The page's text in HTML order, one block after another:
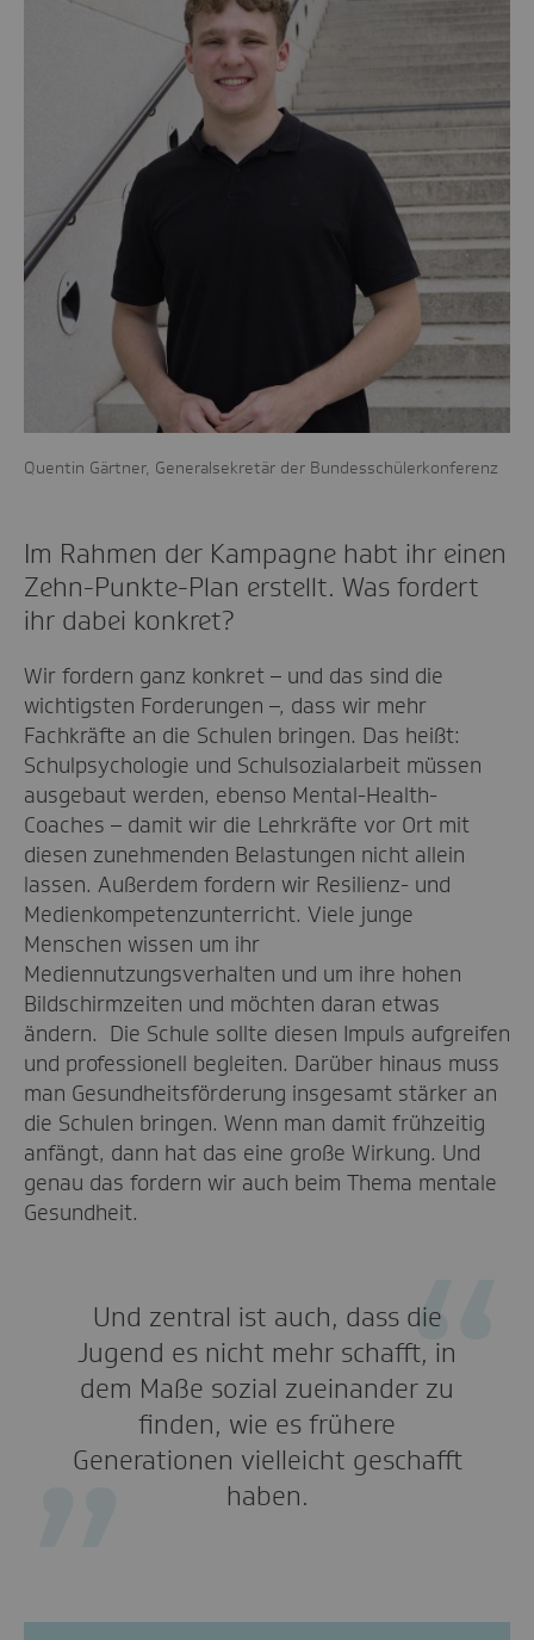
Quentin Gärtner, Generalsekretär der Bundesschülerkonferenz
Im Rahmen der Kampagne habt ihr einen
Zehn-Punkte-Plan erstellt. Was fordert
ihr dabei konkret?
Wir fordern ganz konkret – und das sind die
wichtigsten Forderungen –, dass wir mehr
Fachkräfte an die Schulen bringen. Das heißt:
Schulpsychologie und Schulsozialarbeit müssen
ausgebaut werden, ebenso Mental-Health-
Coaches – damit wir die Lehrkräfte vor Ort mit
diesen zunehmenden Belastungen nicht allein
lassen. Außerdem fordern wir Resilienz- und
Medienkompetenzunterricht. Viele junge
Menschen wissen um ihr
Mediennutzungsverhalten und um ihre hohen
Bildschirmzeiten und möchten daran etwas
ändern. Die Schule sollte diesen Impuls aufgreifen
und professionell begleiten. Darüber hinaus muss
man Gesundheitsförderung insgesamt stärker an
die Schulen bringen. Wenn man damit frühzeitig
anfängt, dann hat das eine große Wirkung. Und
genau das fordern wir auch beim Thema mentale
Gesundheit.
Und zentral ist auch, dass die
Jugend es nicht mehr schafft, in
dem Maße sozial zueinander zu
finden, wie es frühere
Generationen vielleicht geschafft
haben.